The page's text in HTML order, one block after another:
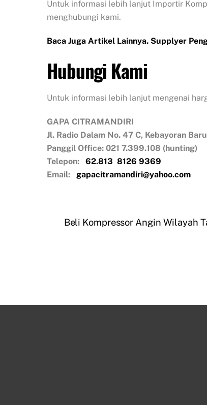
Untuk informasi lebih lanjut Importir
menghubungi kami.
Baca Juga Artikel Lainnya. Supplyer
Hubungi Kami
Untuk informasi lebih lanjut mengenai
GAPA CITRAMANDIRI
Jl. Radio Dalam No. 47 C, Kebayoran
Panggil Office: 021 7.399.108 (hunting)
Telepon: 62.813 8126 9369
Email: gapacitramandiri@yahoo.com
Beli Kompressor Angin Wilayah